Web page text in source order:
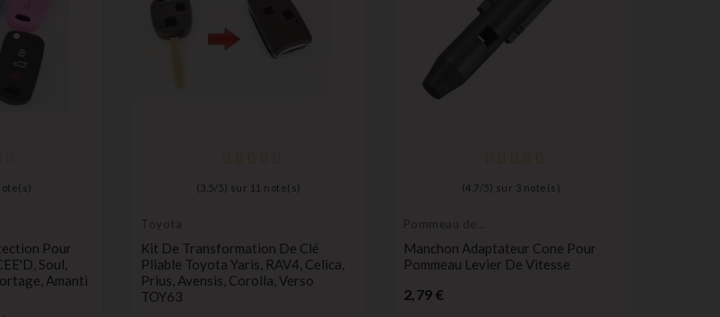
Pour
Soul,
Amanti
( 3,5 / 5) sur 11 note(s)
Toyota
Kit De Transformation De Clé
Pliable Toyota Yaris, RAV4, Celica,
Prius, Avensis, Corolla, Verso
TOY63
(4,7 / 5) sur 3 note(s)
Pommeau de
Manchon Adaptateur Cone Pour
Pommeau Levier De Vitesse
2,79 €